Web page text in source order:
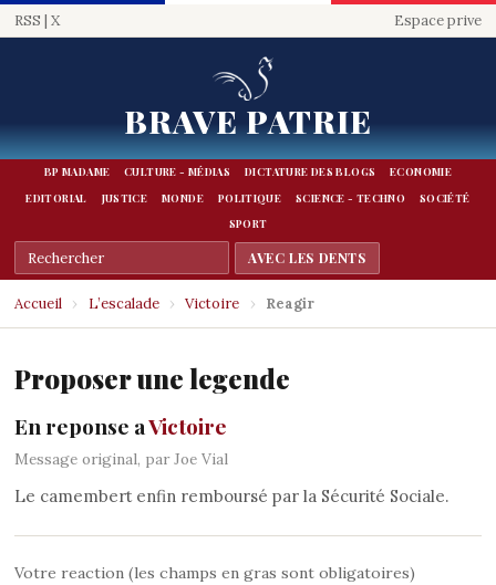
RSS | X Espace prive
BRAVE PATRIE
BP MADAME CULTURE - MÉDIAS DICTATURE DES BLOGS
ECONOMIE
EDITORIAL
JUSTICE MONDE POLITIQUE SCIENCE - TECHNO
SOCIÉTÉ
SPORT
Accueil › L’escalade › Victoire › Reagir
Proposer une legende
En reponse aVictoire
Message original, par Joe Vial
Le camembert enfin remboursé par la Sécurité Sociale.
Votre reaction (les champs en gras sont obligatoires)